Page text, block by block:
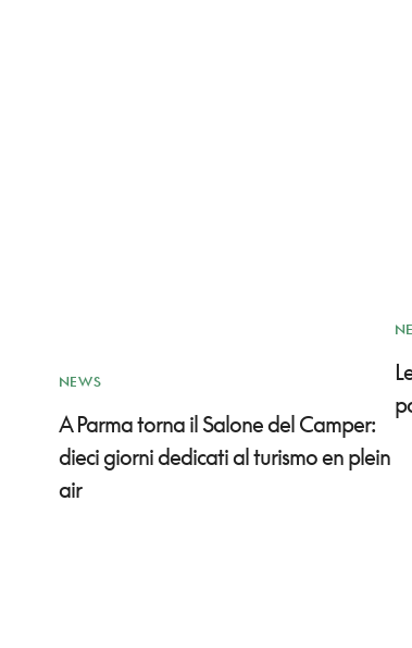
NEWS
A Parma torna il Salone del Camper:
dieci giorni dedicati al turismo en plein
air